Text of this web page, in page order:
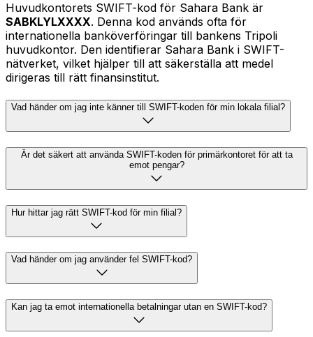
Huvudkontorets SWIFT-kod för Sahara Bank är
SABKLYLXXXX. Denna kod används ofta för
internationella banköverföringar till bankens Tripoli
huvudkontor. Den identifierar Sahara Bank i SWIFT-
nätverket, vilket hjälper till att säkerställa att medel
dirigeras till rätt finansinstitut.
Vad händer om jag inte känner till SWIFT-koden för min lokala filial?
Är det säkert att använda SWIFT-koden för primärkontoret för att ta
emot pengar?
Hur hittar jag rätt SWIFT-kod för min filial?
Vad händer om jag använder fel SWIFT-kod?
Kan jag ta emot internationella betalningar utan en SWIFT-kod?